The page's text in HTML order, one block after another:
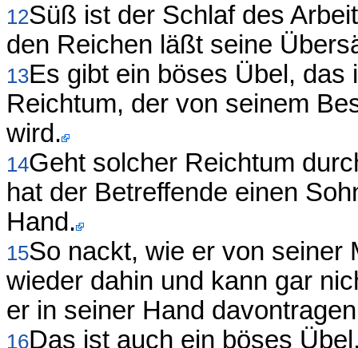
12Süß ist der Schlaf des
den Reichen läßt seine
13Es gibt ein böses Übel,
Reichtum, der von seinem
wird.
14Geht solcher Reichtum
hat der Betreffende einen
Hand.
15So nackt, wie er von seiner
wieder dahin und kann gar
er in seiner Hand
16Das ist auch ein böses